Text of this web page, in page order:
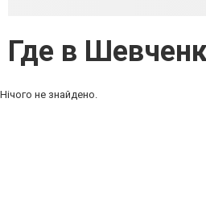
Где в
Нічого не знайдено.